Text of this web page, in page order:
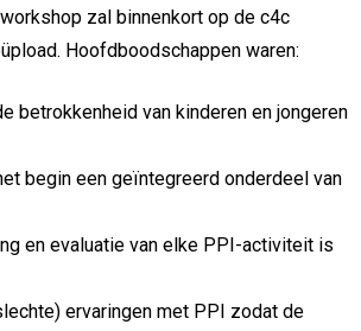
zal binnenkort op de c4c
Hoofdboodschappen waren:
betrokkenheid van kinderen en jongeren
begin een geïntegreerd onderdeel van
en evaluatie van elke PPI-activiteit is
ervaringen met PPI zodat de